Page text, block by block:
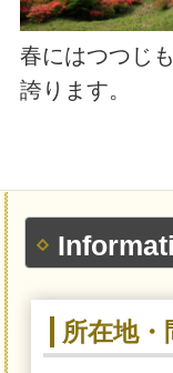
春にはつつじ
誇ります。
所在地